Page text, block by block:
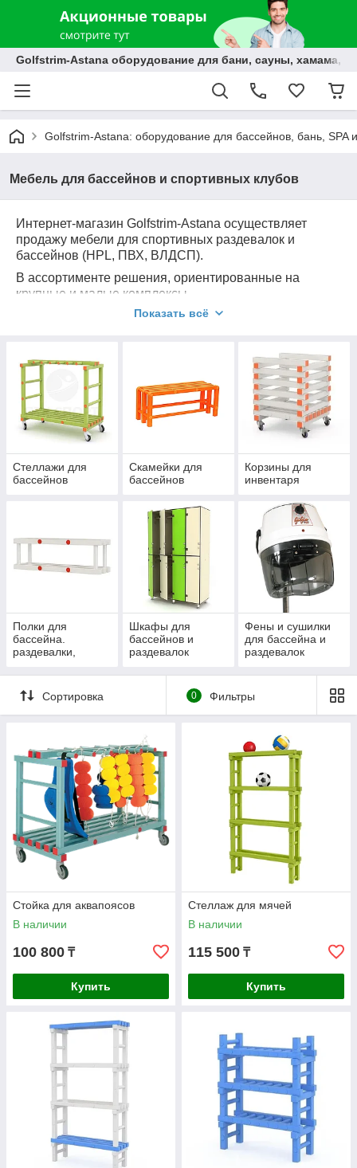
Golfstrim-Astana оборудование для бани, сауны, хамама,
Golfstrim-Astana: оборудование для бассейнов, бань, SPA
Мебель для бассейнов и спортивных клубов
Интернет-магазин Golfstrim-Astana осуществляет
продажу мебели для спортивных раздевалок и
бассейнов (HPL, ПВХ, ВЛДСП).
В ассортименте решения, ориентированные на
крупные и малые комплексы.
Корзины
Шкафы
Душевые и сантехнические перегородки
отличается современным дизайном и длительным
сроком службы.
Показать всё
Стеллажи для
бассейнов
Скамейки для
бассейнов
Корзины для
инвентаря
Полки для
бассейна.
раздевалки,
Шкафы для
бассейнов и
раздевалок
Фены и сушилки
для бассейна и
раздевалок
Сортировка 0 Фильтры
Стойка для аквапоясов
В наличии
100 800 ₸
Купить
Стеллаж для мячей
В наличии
115 500 ₸
Купить